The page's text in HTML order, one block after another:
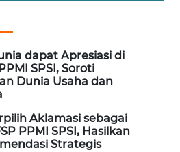
dapat Apresiasi di
SPSI, Soroti
Dunia Usaha dan
Aklamasi sebagai
PPMI SPSI, Hasilkan
Strategis